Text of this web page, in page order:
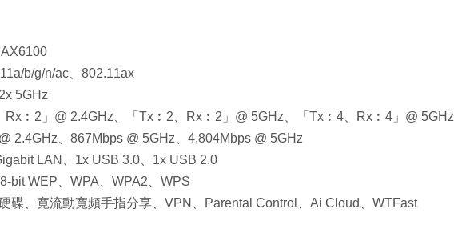
b/g/n/ac、802.11ax
5GHz
Rx︰2」@ 2.4GHz、「Tx︰2、Rx︰2」@ 5GHz、「Tx︰4、Rx︰4」@ 5GHz
2.4GHz、867Mbps @ 5GHz、4,804Mbps @ 5GHz
LAN、1x USB 3.0、1x USB 2.0
bit WEP、WPA、WPA2、WPS
碟、寬流動寬頻手指分享、VPN、Parental Control、Ai Cloud、WTFast